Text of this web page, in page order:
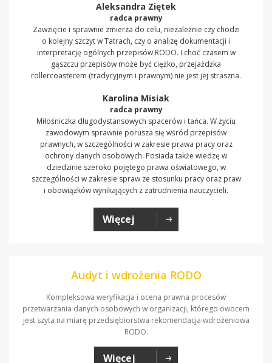
Aleksandra Ziętek
radca prawny
Zawzięcie i sprawnie zmierza do celu, niezależnie czy chodzi
o kolejny szczyt w Tatrach, czy o analizę dokumentacji i
interpretację ogólnych przepisów RODO. I choć czasem w
gąszczu przepisów może być ciężko, przejażdżka
rollercoasterem (tradycyjnym i prawnym) nie jest jej straszna.
Karolina Misiak
radca prawny
Miłośniczka długodystansowych spacerów i tańca. W życiu
zawodowym sprawnie porusza się wśród przepisów
prawnych, w szczególności w zakresie prawa pracy oraz
ochrony danych osobowych. Posiada także wiedzę w
dziedzinie szeroko pojętego prawa oświatowego, w
szczególności w zakresie spraw ze stosunku pracy oraz praw
i obowiązków wynikających z zatrudnienia nauczycieli.
Więcej
Audyt i wdrożenia RODO
Kompleksowa weryfikacja i ocena prawna procesów
przetwarzania danych osobowych w organizacji, którego owocem
jest szyta na miarę przedsiębiorstwa rekomendacja wdrożeniowa
RODO.
Więcej